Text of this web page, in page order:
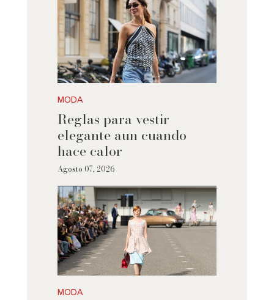
MODA
Reglas para vestir
elegante aun cuando
hace calor
Agosto 07, 2026
MODA